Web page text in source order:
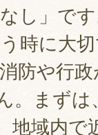
し」で
時に大
防や行
。まず
地域内で